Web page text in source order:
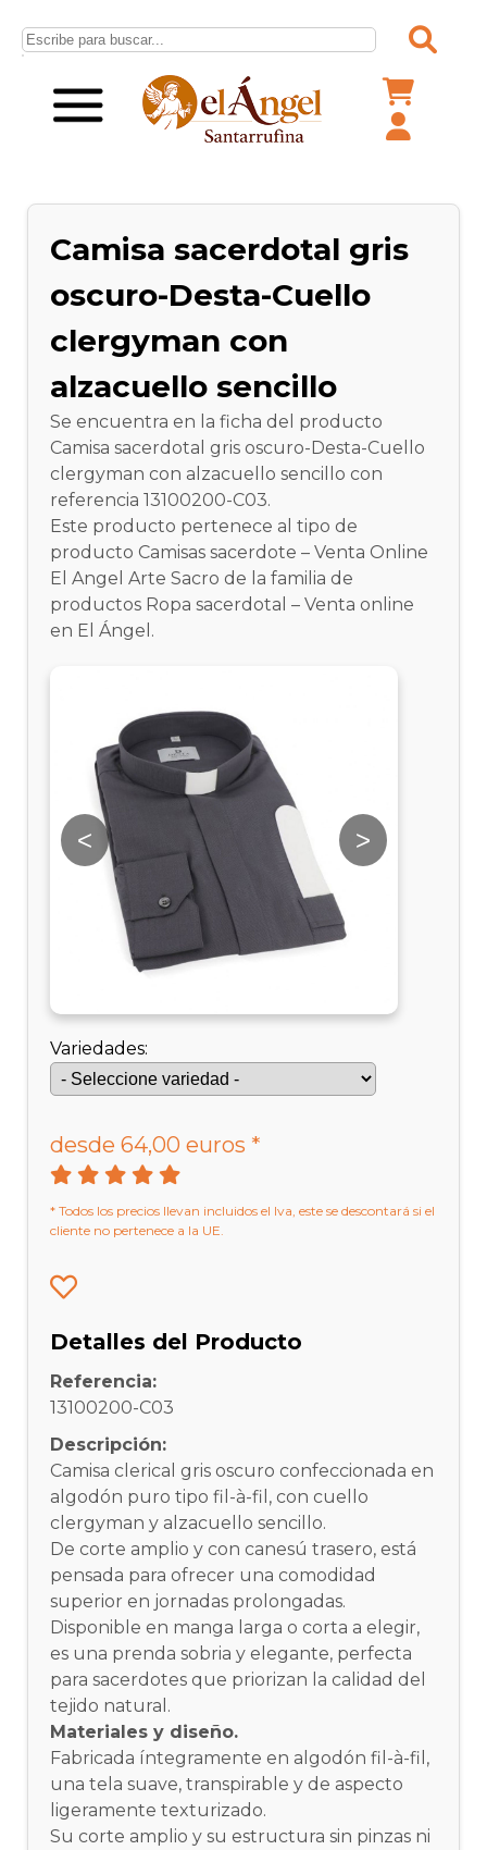
Camisa sacerdotal gris
oscuro-Desta-Cuello
clergyman con
alzacuello sencillo
Se encuentra en la ficha del producto
Camisa sacerdotal gris oscuro-Desta-Cuello
clergyman con alzacuello sencillo con
referencia 13100200-C03.
Este producto pertenece al tipo de
producto Camisas sacerdote – Venta Online
El Angel Arte Sacro de la familia de
productos Ropa sacerdotal – Venta online
en El Ángel.
< >
Variedades:
desde 64,00 euros *
* Todos los precios llevan incluidos el Iva, este se descontará si el
cliente no pertenece a la UE.
Detalles del Producto
Referencia:
13100200-C03
Descripción:
Camisa clerical gris oscuro confeccionada en
algodón puro tipo fil-à-fil, con cuello
clergyman y alzacuello sencillo.
De corte amplio y con canesú trasero, está
pensada para ofrecer una comodidad
superior en jornadas prolongadas.
Disponible en manga larga o corta a elegir,
es una prenda sobria y elegante, perfecta
para sacerdotes que priorizan la calidad del
tejido natural.
Materiales y diseño.
Fabricada íntegramente en algodón fil-à-fil,
una tela suave, transpirable y de aspecto
ligeramente texturizado.
Su corte amplio y su estructura sin pinzas ni